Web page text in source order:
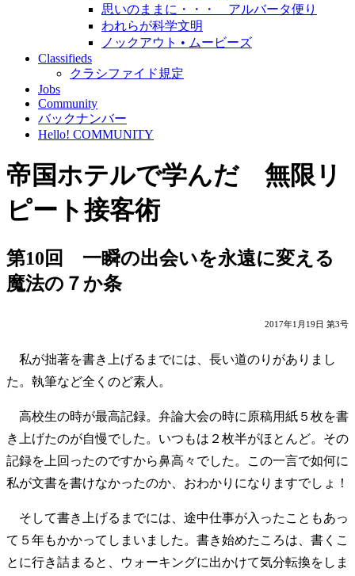
思いのままに・・・ アルバータ便り
われらが科学文明
ノックアウト • ムービーズ
Classifieds
クラシファイド規定
Jobs
Community
バックナンバー
Hello! COMMUNITY
帝国ホテルで学んだ 無限リ
ピート接客術
第10回 一瞬の出会いを永遠に変える
魔法の７か条
2017年1月19日 第3号
私が拙著を書き上げるまでには、長い道のりがありまし
た。執筆など全くのど素人。
高校生の時が最高記録。弁論大会の時に原稿用紙５枚を書
き上げたのが自慢でした。いつもは２枚半がほとんど。その
記録を上回ったのですから鼻高々でした。この一言で如何に
私が文書を書けなかったのか、おわかりになりますでしょ！
そして書き上げるまでには、途中仕事が入ったこともあっ
て５年もかかってしまいました。書き始めたころは、書くこ
とに行き詰まると、ウォーキングに出かけて気分転換をしま